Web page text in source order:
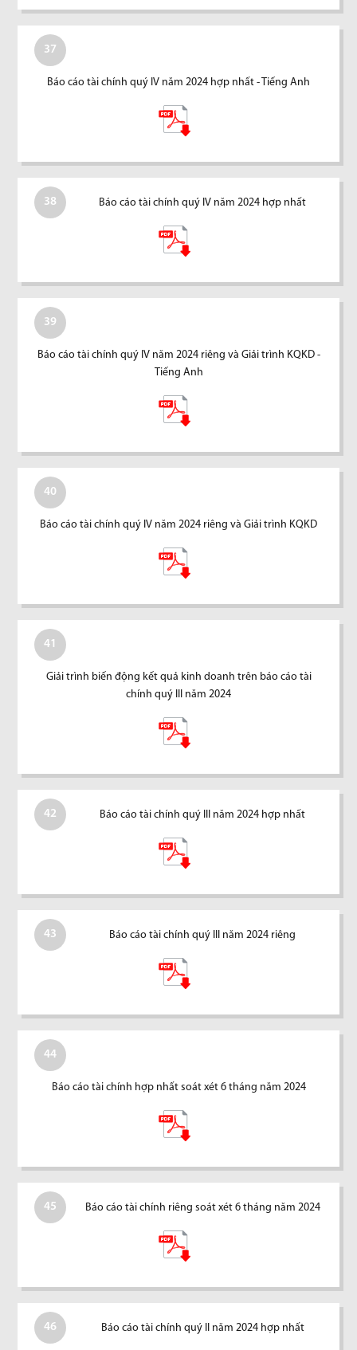
37
Báo cáo tài chính quý IV năm 2024 hợp nhất - Tiếng Anh
38 Báo cáo tài chính quý IV năm 2024 hợp nhất
39
Báo cáo tài chính quý IV năm 2024 riêng và Giải trình KQKD -
Tiếng Anh
40
Báo cáo tài chính quý IV năm 2024 riêng và Giải trình KQKD
41
Giải trình biến động kết quả kinh doanh trên báo cáo tài
chính quý III năm 2024
42 Báo cáo tài chính quý III năm 2024 hợp nhất
43 Báo cáo tài chính quý III năm 2024 riêng
44
Báo cáo tài chính hợp nhất soát xét 6 tháng năm 2024
45 Báo cáo tài chính riêng soát xét 6 tháng năm 2024
46 Báo cáo tài chính quý II năm 2024 hợp nhất